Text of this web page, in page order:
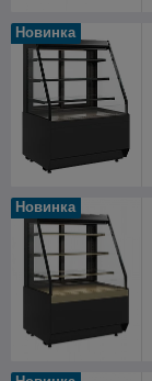
Новинка
Новинка